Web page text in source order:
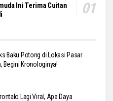
Ini Terima Cuitan
Baku Potong di Lokasi Pasar
Begini Kronologinya!
Lagi Viral, Apa Daya